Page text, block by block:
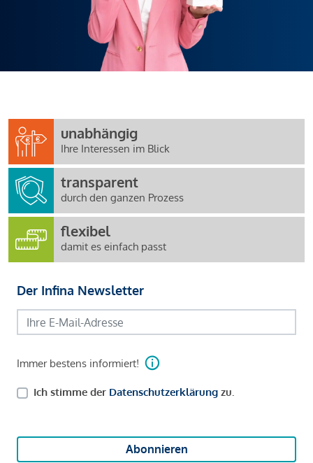
unabhängig
Ihre Interessen im Blick
transparent
durch den ganzen Prozess
flexibel
damit es einfach passt
Der Infina Newsletter
Immer bestens informiert!
Ich stimme der Datenschutzerklärung zu.
Abonnieren